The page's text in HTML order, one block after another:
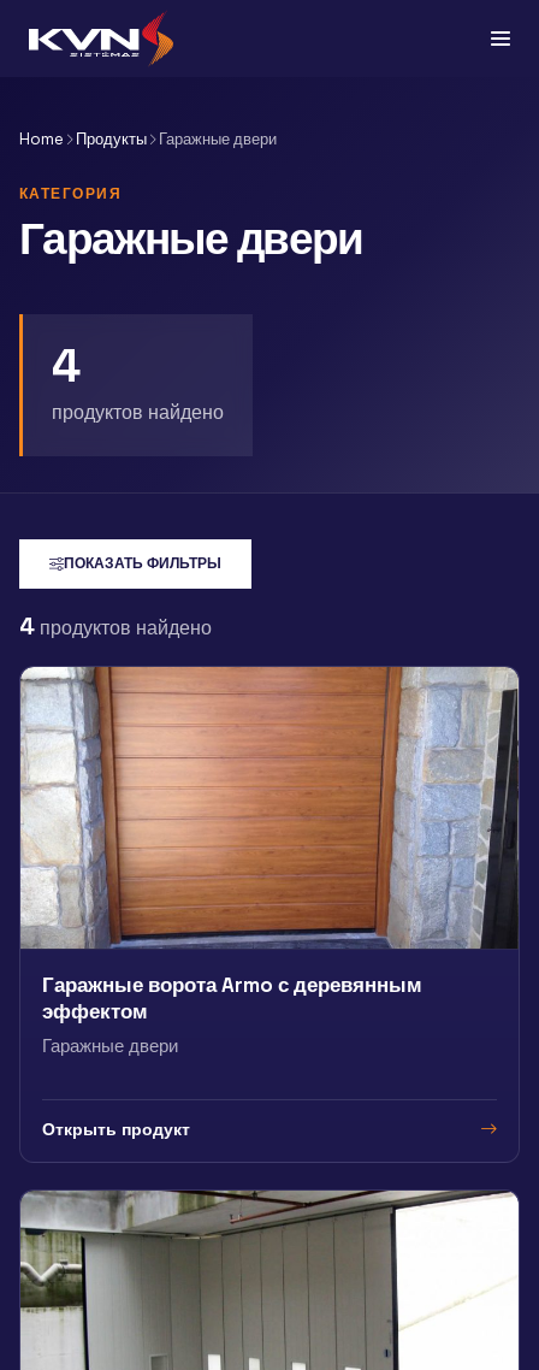
Home Продукты Гаражные двери
КАТЕГОРИЯ
Гаражные двери
4
продуктов найдено
ПОКАЗАТЬ ФИЛЬТРЫ
4 продуктов найдено
Гаражные ворота Armo с деревянным
эффектом
Гаражные двери
Открыть продукт